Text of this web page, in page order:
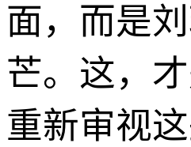
面，而是
芒。这，
重新审视